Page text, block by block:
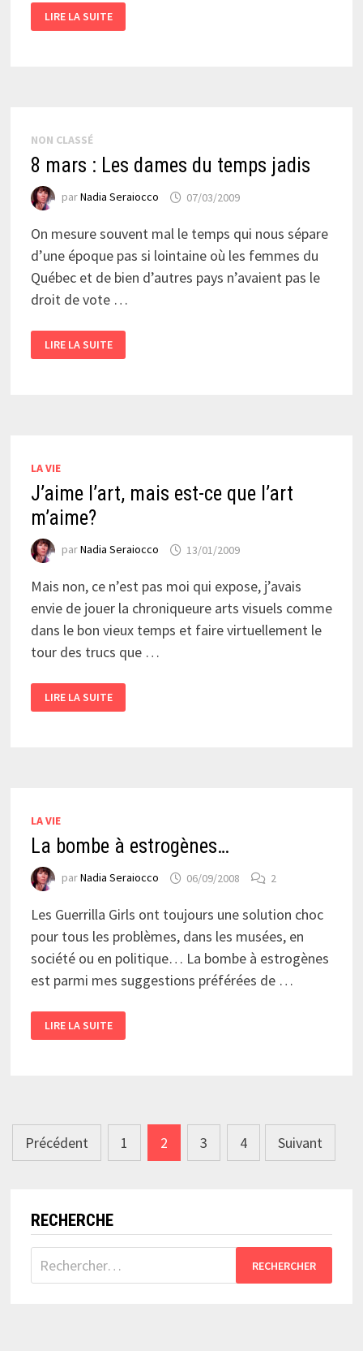
MARS
:
ARTISTES…
LIRE LA SUITE
NON CLASSÉ
8 mars : Les dames du temps jadis
parNadia Seraiocco 07/03/2009
On mesure souvent mal le temps qui nous sépare
d’une époque pas si lointaine où les femmes du
Québec et de bien d’autres pays n’avaient pas le
droit de vote …
MARS
:
LIRE LA SUITE
LA VIE
J’aime l’art, mais est-ce que l’art
m’aime?
parNadia Seraiocco 13/01/2009
Mais non, ce n’est pas moi qui expose, j’avais
envie de jouer la chroniqueure arts visuels comme
dans le bon vieux temps et faire virtuellement le
tour des trucs que …
L’ART,
MAIS
LIRE LA SUITE
LA VIE
La bombe à estrogènes…
parNadia Seraiocco 06/09/2008 2
Les Guerrilla Girls ont toujours une solution choc
pour tous les problèmes, dans les musées, en
société ou en politique… La bombe à estrogènes
est parmi mes suggestions préférées de …
BOMBE
À
LIRE LA SUITE
Pagination
des
Précédent 1 2 3 4 Suivant
RECHERCHE
Rechercher :